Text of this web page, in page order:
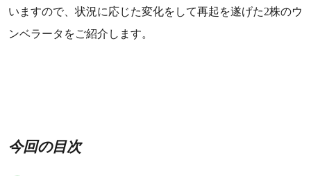
いますので、状況に応じた変化をして再起を遂げた2株のウ
ンベラータをご紹介します。
今回の目次